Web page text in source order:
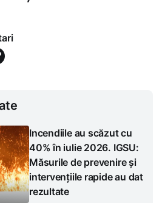
Incendiile au scăzut cu
40% în iulie 2026. IGSU:
Măsurile de prevenire și
intervențiile rapide au dat
rezultate